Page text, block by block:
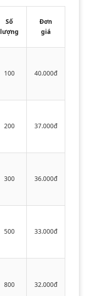
Số
lượng
Đơn
giá
100 40.000đ
200 37.000đ
300 36.000đ
500 33.000đ
800 32.000đ